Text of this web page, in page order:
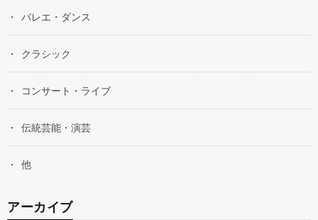
バレエ・ダンス
クラシック
コンサート・ライブ
伝統芸能・演芸
他
アーカイブ